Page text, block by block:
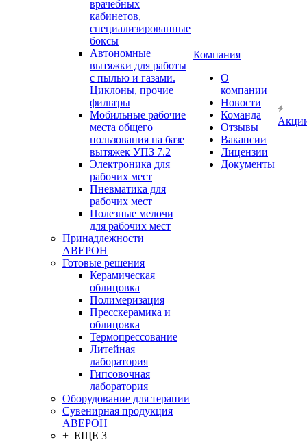
врачебных
кабинетов,
специализированные
боксы
Автономные
вытяжки для работы
с пылью и газами.
Циклоны, прочие
фильтры
Мобильные рабочие
места общего
пользования на базе
вытяжек УПЗ 7.2
Электроника для
рабочих мест
Пневматика для
рабочих мест
Полезные мелочи
для рабочих мест
Принадлежности
АВЕРОН
Готовые решения
Керамическая
облицовка
Полимеризация
Пресскерамика и
облицовка
Термопрессование
Литейная
лаборатория
Гипсовочная
лаборатория
Оборудование для терапии
Сувенирная продукция
АВЕРОН
+ ЕЩЕ 3
Компания
О
компании
Новости
Команда
Отзывы
Вакансии
Лицензии
Документы